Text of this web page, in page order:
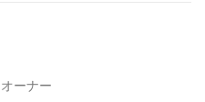
オーナー